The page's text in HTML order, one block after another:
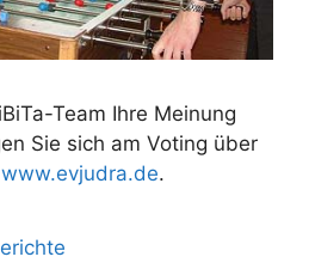
Team Ihre Meinung
Sie sich am Voting über
www.evjudra.de.